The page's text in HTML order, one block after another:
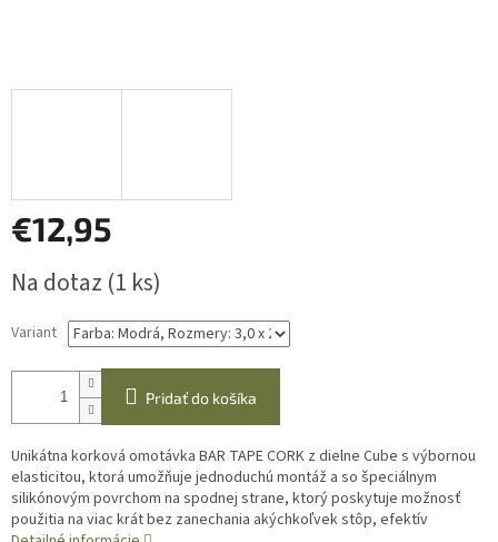
€12,95
cena:
Na dotaz (1 ks)
Variant
Pridať do košíka
Unikátna korková omotávka BAR TAPE CORK z dielne Cube s výbornou
elasticitou, ktorá umožňuje jednoduchú montáž a so špeciálnym
silikónovým povrchom na spodnej strane, ktorý poskytuje možnosť
použitia na viac krát bez zanechania akýchkoľvek stôp, efektív